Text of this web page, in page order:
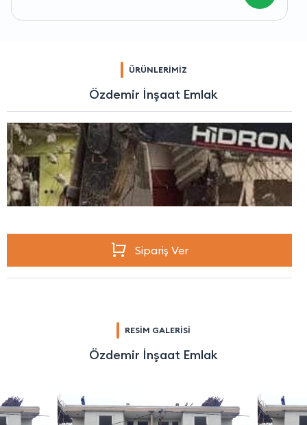
ÜRÜNLERİMİZ
Özdemir İnşaat Emlak
Sipariş Ver
RESİM GALERİSİ
Özdemir İnşaat Emlak